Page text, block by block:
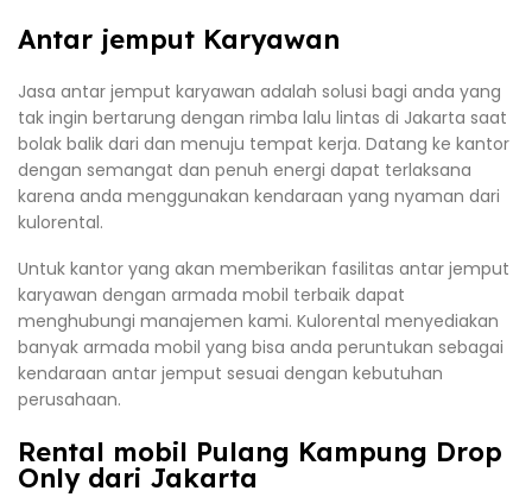
Antar jemput Karyawan
Jasa antar jemput karyawan adalah solusi bagi anda yang
tak ingin bertarung dengan rimba lalu lintas di Jakarta saat
bolak balik dari dan menuju tempat kerja. Datang ke kantor
dengan semangat dan penuh energi dapat terlaksana
karena anda menggunakan kendaraan yang nyaman dari
kulorental.
Untuk kantor yang akan memberikan fasilitas antar jemput
karyawan dengan armada mobil terbaik dapat
menghubungi manajemen kami. Kulorental menyediakan
banyak armada mobil yang bisa anda peruntukan sebagai
kendaraan antar jemput sesuai dengan kebutuhan
perusahaan.
Rental mobil Pulang Kampung Drop
Only dari Jakarta